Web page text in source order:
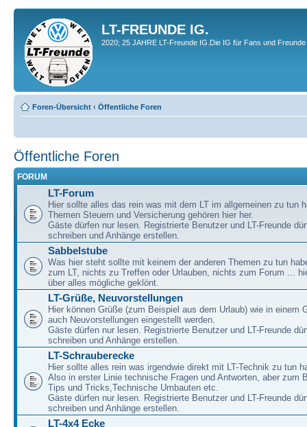
LT-FREUNDE IG.
2020; 25 JAHRE LT-Freunde IG.Die IG für Fans und
Foren-Übersicht ‹ Öffentliche Foren
Öffentliche Foren
FORUM
LT-Forum
Hier sollte alles das rein was mit dem LT im allgemeinen zu tun
Themen Steuern und Versicherung gehören hier her.
Gäste dürfen nur lesen. Registrierte Benutzer und LT-Freunde
schreiben und Anhänge erstellen.
Sabbelstube
Was hier steht sollte mit keinem der anderen Themen zu tun
zum LT, nichts zu Treffen oder Urlauben, nichts zum Forum ...
über alles mögliche geklönt.
LT-Grüße, Neuvorstellungen
Hier können Grüße (zum Beispiel aus dem Urlaub) wie in einem
auch Neuvorstellungen eingestellt werden.
Gäste dürfen nur lesen. Registrierte Benutzer und LT-Freunde
schreiben und Anhänge erstellen.
LT-Schrauberecke
Hier sollte alles rein was irgendwie direkt mit LT-Technik zu tun
Also in erster Linie technische Fragen und Antworten, aber zum
Tips und Tricks,Technische Umbauten etc.
Gäste dürfen nur lesen. Registrierte Benutzer und LT-Freunde
schreiben und Anhänge erstellen.
LT-4x4 Ecke